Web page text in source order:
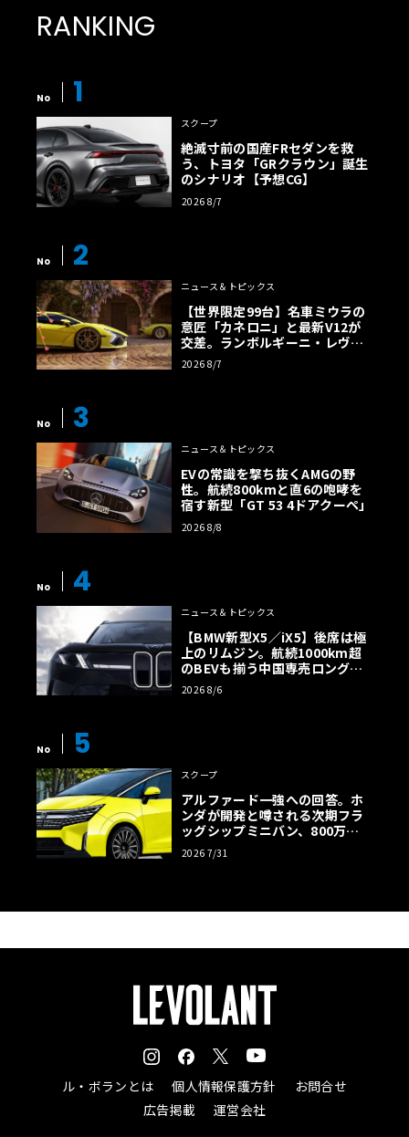
RANKING
No 1
スクープ
絶滅寸前の国産FRセダンを救
う、トヨタ「GRクラウン」誕生
のシナリオ【予想CG】
2026 8/7
No 2
ニュース＆トピックス
【世界限定99台】名車ミウラの
意匠「カネロニ」と最新V12が
交差。ランボルギーニ・レヴエ
ルトに60周年記念車が登場
2026 8/7
No 3
ニュース＆トピックス
EVの常識を撃ち抜くAMGの野
性。航続800kmと直6の咆哮を
宿す新型「GT 53 4ドアクーペ」
2026 8/8
No 4
ニュース＆トピックス
【BMW新型X5／iX5】後席は極
上のリムジン。航続1000km超
のBEVも揃う中国専売ロング仕
様の全貌
2026 8/6
No 5
スクープ
アルファード一強への回答。ホ
ンダが開発と噂される次期フラ
ッグシップミニバン、800万円
超の勝算【予想CG】
2026 7/31
ル・ボランとは 個人情報保護方針
お問合せ
広告掲載
運営会社